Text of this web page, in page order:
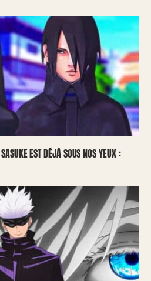
EST DÉJÀ SOUS NOS YEUX :